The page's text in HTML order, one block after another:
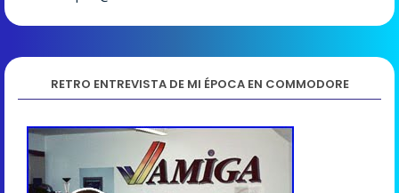
RETRO ENTREVISTA DE MI ÉPOCA EN COMMODORE